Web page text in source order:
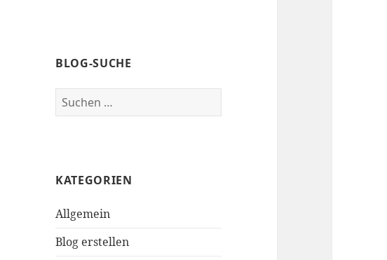
BLOG-SUCHE
Suche
nach:
KATEGORIEN
Allgemein
Blog erstellen